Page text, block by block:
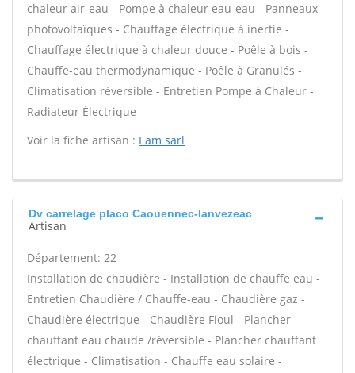
chaleur air-eau - Pompe à chaleur eau-eau - Panneaux
photovoltaïques - Chauffage électrique à inertie -
Chauffage électrique à chaleur douce - Poêle à bois -
Chauffe-eau thermodynamique - Poêle à Granulés -
Climatisation réversible - Entretien Pompe à Chaleur -
Radiateur Électrique -
Voir la fiche artisan : Eam sarl
Dv carrelage placo Caouennec-lanvezeac
Artisan
Département: 22
Installation de chaudière - Installation de chauffe eau -
Entretien Chaudière / Chauffe-eau - Chaudière gaz -
Chaudière électrique - Chaudière Fioul - Plancher
chauffant eau chaude /réversible - Plancher chauffant
électrique - Climatisation - Chauffe eau solaire -